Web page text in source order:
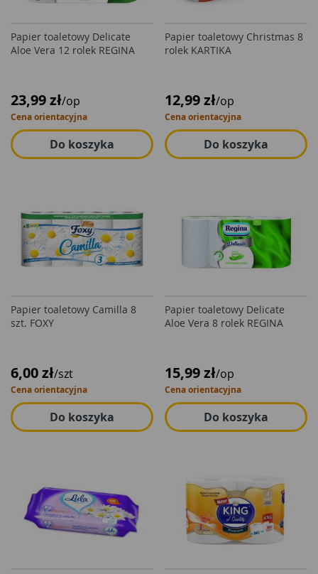
Papier toaletowy Delicate
Aloe Vera 12 rolek REGINA
23,99 zł/op
Cena orientacyjna
Do koszyka
Papier toaletowy Christmas 8
rolek KARTIKA
12,99 zł/op
Cena orientacyjna
Do koszyka
Papier toaletowy Camilla 8
szt. FOXY
6,00 zł/szt
Cena orientacyjna
Do koszyka
Papier toaletowy Delicate
Aloe Vera 8 rolek REGINA
15,99 zł/op
Cena orientacyjna
Do koszyka